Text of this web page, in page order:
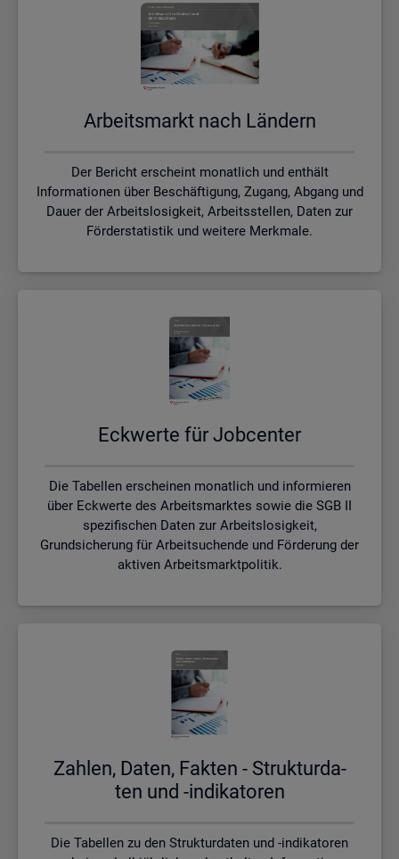
Ar­beits­markt nach Län­dern
Der Bericht erscheint monatlich und enthält
Informationen über Beschäftigung, Zugang, Abgang und
Dauer der Arbeitslosigkeit, Arbeitsstellen, Daten zur
Förderstatistik und weitere Merkmale.
Eck­wer­te für Job­cen­ter
Die Tabellen erscheinen monatlich und informieren
über Eckwerte des Arbeitsmarktes sowie die SGB II
spezifischen Daten zur Arbeitslosigkeit,
Grundsicherung für Arbeitsuchende und Förderung der
aktiven Arbeitsmarktpolitik.
Zah­len, Daten, Fak­ten - Struk­tur­da­
ten und -in­di­ka­to­ren
Die Tabellen zu den Strukturdaten und -indikatoren